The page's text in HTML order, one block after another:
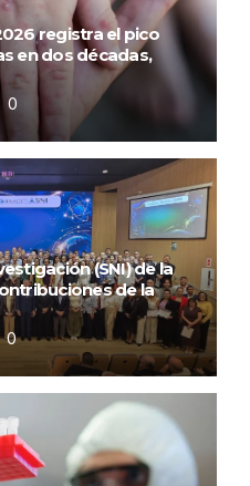
registra el pico
en dos décadas,
0
(SNI) de la
de la
0